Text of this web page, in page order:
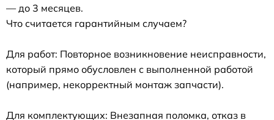
— до 3 месяцев.
Что считается гарантийным случаем?
Для работ: Повторное возникновение неисправности,
который прямо обусловлен с выполненной работой
(например, некорректный монтаж запчасти).
Для комплектующих: Внезапная поломка, отказ в